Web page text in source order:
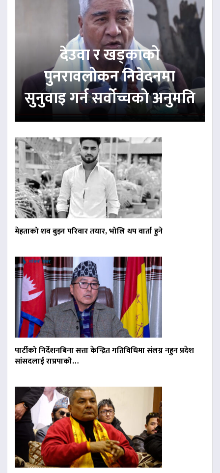
देउवा र खड्काको
पुनरावलोकन निवेदनमा
सुनुवाइ गर्न सर्वोच्चको अनुमति
मेहताको शव बुझ्न परिवार तयार, भोलि थप वार्ता हुने
पार्टीको निर्देशनबिना सत्ता केन्द्रित गतिविधिमा संलग्न नहुन प्रदेश
सांसदलाई राप्रपाको…